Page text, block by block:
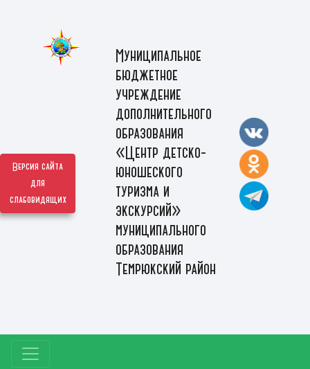
Версия сайта
для
слабовидящих
Муниципальное
бюджетное
учреждение
дополнительного
образования
«Центр детско-
юношеского
туризма и
экскурсий»
муниципального
образования
Темрюкский район